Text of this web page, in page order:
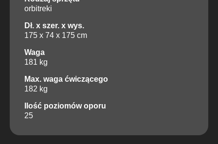
orbitreki
Dł. x szer. x wys.
175 x 74 x 175 cm
Waga
181 kg
Max. waga ćwiczącego
182 kg
Ilość poziomów oporu
25